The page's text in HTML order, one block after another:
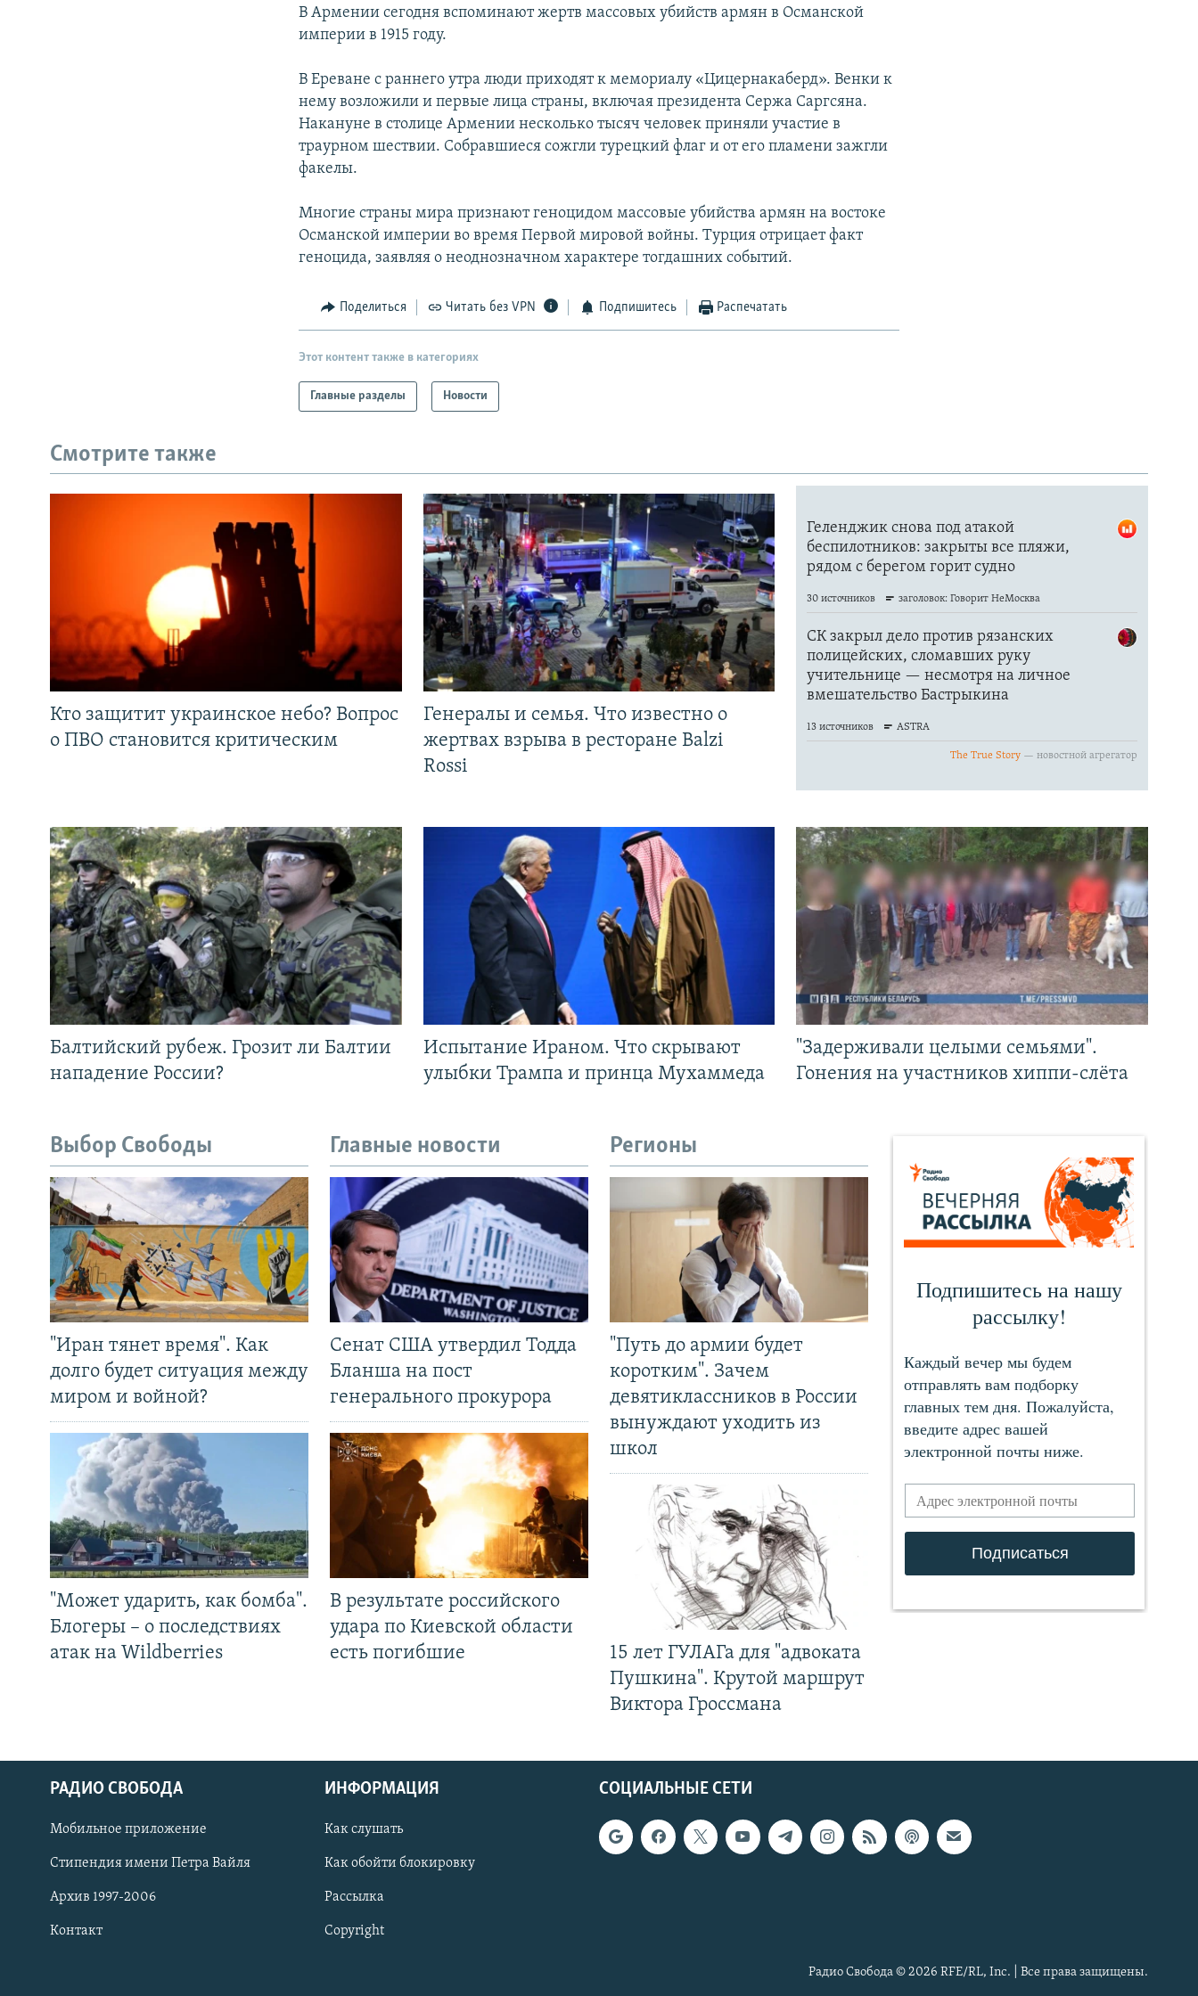
СОЦИАЛЬНЫЕ СЕТИ
В Армении сегодня вспоминают жертв массовых убийств армян в Османской
империи в 1915 году.
В Ереване с раннего утра люди приходят к мемориалу «Цицернакаберд». Венки к
нему возложили и первые лица страны, включая президента Сержа Саргсяна.
Накануне в столице Армении несколько тысяч человек приняли участие в
траурном шествии. Собравшиеся сожгли турецкий флаг и от его пламени зажгли
факелы.
Многие страны мира признают геноцидом массовые убийства армян на востоке
Османской империи во время Первой мировой войны. Турция отрицает факт
геноцида, заявляя о неоднозначном характере тогдашних событий.
Поделиться Читать без VPN Подпишитесь Распечатать
Этот контент также в категориях
Главные разделы Новости
Смотрите также
Кто защитит украинское небо? Вопрос
о ПВО становится критическим
Генералы и семья. Что известно о
жертвах взрыва в ресторане Balzi
Rossi
Балтийский рубеж. Грозит ли Балтии
нападение России?
Испытание Ираном. Что скрывают
улыбки Трампа и принца Мухаммеда
"Задерживали целыми семьями".
Гонения на участников хиппи-слёта
Выбор Свободы
"Иран тянет время". Как
долго будет ситуация между
миром и войной?
"Может ударить, как бомба".
Блогеры – о последствиях
атак на Wildberries
Главные новости
Сенат США утвердил Тодда
Бланша на пост
генерального прокурора
В результате российского
удара по Киевской области
есть погибшие
Регионы
"Путь до армии будет
коротким". Зачем
девятиклассников в России
вынуждают уходить из
школ
15 лет ГУЛАГа для "адвоката
Пушкина". Крутой маршрут
Виктора Гроссмана
СОЦИАЛЬНЫЕ СЕТИ
РАДИО СВОБОДА
Мобильное приложение
Стипендия имени Петра Вайля
Архив 1997-2006
Контакт
ИНФОРМАЦИЯ
Как слушать
Как обойти блокировку
Рассылка
Copyright
Радио Свобода © 2026 RFE/RL, Inc. | Все права защищены.